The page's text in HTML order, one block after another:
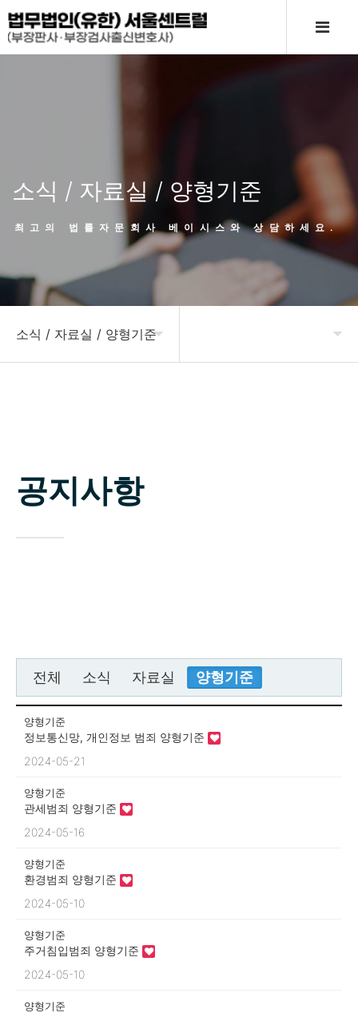
소식 / 자료실 / 양형기준
최고의 법률자문회사 베이시스와 상담하세요.
소식 / 자료실 / 양형기준
상담신청
공지사항
전체 소식 자료실 양형기준
양형기준
정보통신망, 개인정보 범죄 양형기준
2024-05-21
양형기준
관세범죄 양형기준
2024-05-16
양형기준
환경범죄 양형기준
2024-05-10
양형기준
주거침입범죄 양형기준
2024-05-10
양형기준